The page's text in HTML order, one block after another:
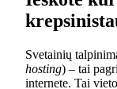
Svetainių
hosting) – tai
internete. Tai